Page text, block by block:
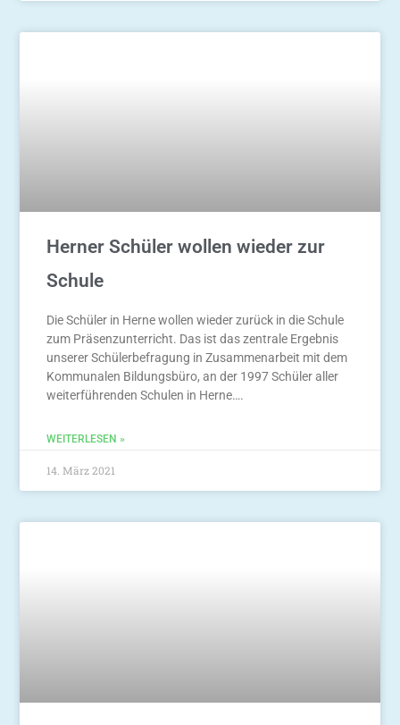
Herner Schüler wollen wieder zur
Schule ​
Die Schüler in Herne wollen wieder zurück in die Schule
zum Präsenzunterricht. Das ist das zentrale Ergebnis
unserer Schülerbefragung in Zusammenarbeit mit dem
Kommunalen Bildungsbüro, an der 1997 Schüler aller
weiterführenden Schulen in Herne….
WEITERLESEN »
14. März 2021